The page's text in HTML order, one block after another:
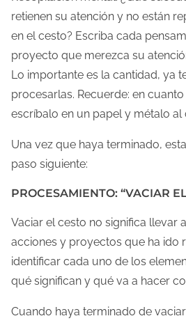
retienen su atención y no están
en el cesto? Escriba cada
proyecto que merezca su
Lo importante es la cantidad, ya
procesarlas. Recuerde: en
escríbalo en un papel y métalo al
Una vez que haya terminado,
paso siguiente:
PROCESAMIENTO: “VACIAR
Vaciar el cesto no significa llevar
acciones y proyectos que ha ido
identificar cada uno de los
qué significan y qué va a hacer
Cuando haya terminado de